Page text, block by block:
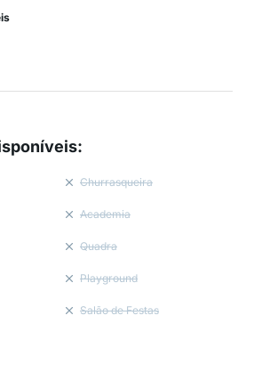
:
Churrasqueira
Academia
Quadra
Playground
Salão de Festas